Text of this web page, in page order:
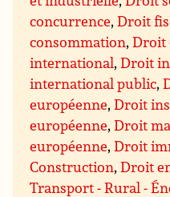
concurrence,Droit
consommation,Droit
international,Droit
international public,
européenne,Droit
européenne,Droit
européenne,Droit
Construction,Droit
Transport - Rural -